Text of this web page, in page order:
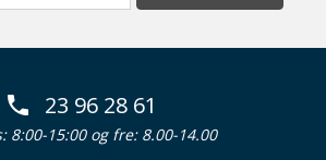
23 96 28 61
8:00-15:00 og fre: 8.00-14.00